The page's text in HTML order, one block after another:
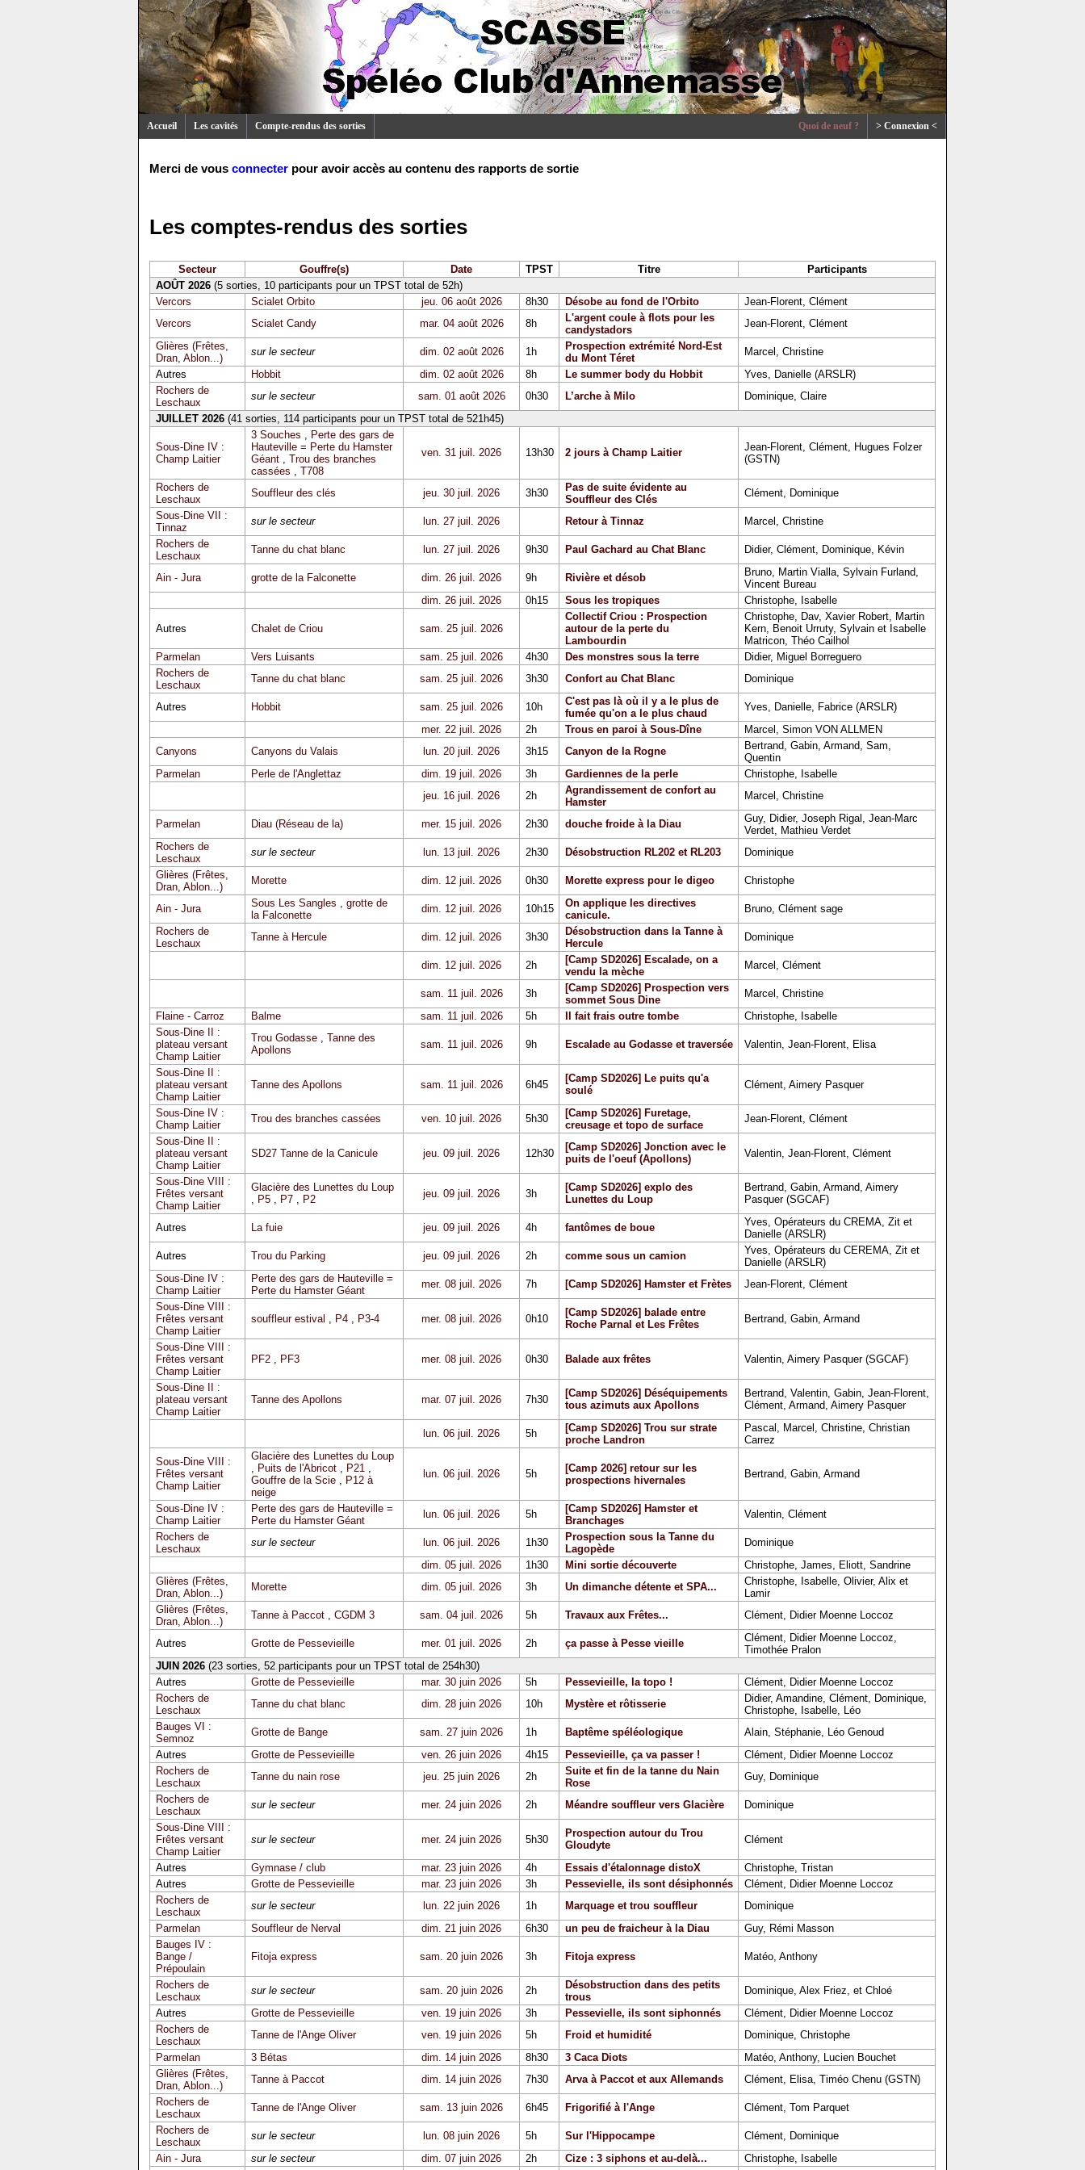
Accueil Les cavités Compte-rendus des sorties > Connexion <
Quoi de neuf ?
Merci de vous connecter pour avoir accès au contenu des rapports de sortie
Les comptes-rendus des sorties
Secteur Gouffre(s) Date TPST Titre
Participants
AOÛT 2026(5 sorties, 10 participants pour un TPST total de 52h)
Vercors
Scialet Orbito jeu. 06 août 2026 8h30 Désobe au fond de l'Orbito
Jean-Florent, Clément
Vercors
Scialet Candy mar. 04 août 2026 8h
L'argent coule à flots pour les
candystadors
Jean-Florent, Clément
Glières (Frêtes,
Dran, Ablon...)
sur le secteur dim. 02 août 2026 1h
Prospection extrémité Nord-Est
du Mont Téret
Marcel, Christine
Autres
Hobbit dim. 02 août 2026 8h Le summer body du Hobbit
Yves, Danielle (ARSLR)
Rochers de
Leschaux
sur le secteur sam. 01 août 2026 0h30 L’arche à Milo
Dominique, Claire
JUILLET 2026(41 sorties, 114 participants pour un TPST total de 521h45)
Sous-Dine IV :
Champ Laitier
3 Souches , Perte des gars de
Hauteville = Perte du Hamster
Géant, Trou des branches
cassées , T708
ven. 31 juil. 2026 13h30 2 jours à Champ Laitier
Jean-Florent, Clément, Hugues Folzer
(GSTN)
Rochers de
Leschaux
Souffleur des clés jeu. 30 juil. 2026 3h30
Pas de suite évidente au
Souffleur des Clés
Clément, Dominique
Sous-Dine VII :
Tinnaz
sur le secteur lun. 27 juil. 2026 Retour à Tinnaz
Marcel, Christine
Rochers de
Leschaux
Tanne du chat blanc lun. 27 juil. 2026 9h30 Paul Gachard au Chat Blanc Didier, Clément, Dominique, Kévin
Ain - Jura grotte de la Falconette dim. 26 juil. 2026 9h Rivière et désob
Bruno, Martin Vialla, Sylvain Furland,
Vincent Bureau
dim. 26 juil. 2026
0h15 Sous les tropiques Christophe, Isabelle
Autres Chalet de Criou sam. 25 juil. 2026
Collectif Criou : Prospection
autour de la perte du
Lambourdin
Christophe, Dav, Xavier Robert, Martin
Kern, Benoit Urruty, Sylvain et Isabelle
Matricon, Théo Cailhol
Parmelan
Vers Luisants sam. 25 juil. 2026 4h30 Des monstres sous la terre
Didier, Miguel Borreguero
Rochers de
Leschaux
Tanne du chat blanc sam. 25 juil. 2026 3h30 Confort au Chat Blanc Dominique
Autres Hobbit sam. 25 juil. 2026 10h
C'est pas là où il y a le plus de
fumée qu'on a le plus chaud
Yves, Danielle, Fabrice (ARSLR)
mer. 22 juil. 2026
2h Trous en paroi à Sous-Dîne
Marcel, Simon VON ALLMEN
Canyons
Canyons du Valais lun. 20 juil. 2026 3h15 Canyon de la Rogne
Bertrand, Gabin, Armand, Sam,
Quentin
Parmelan
Perle de l'Anglettaz dim. 19 juil. 2026 3h Gardiennes de la perle
Christophe, Isabelle
jeu. 16 juil. 2026
2h
Agrandissement de confort au
Hamster
Marcel, Christine
Parmelan Diau (Réseau de la) mer. 15 juil. 2026 2h30 douche froide à la Diau
Guy, Didier, Joseph Rigal, Jean-Marc
Verdet, Mathieu Verdet
Rochers de
Leschaux
sur le secteur lun. 13 juil. 2026 2h30 Désobstruction RL202 et RL203
Dominique
Glières (Frêtes,
Dran, Ablon...)
Morette dim. 12 juil. 2026 0h30 Morette express pour le digeo Christophe
Ain - Jura Sous Les Sangles , grotte de
la Falconette
dim. 12 juil. 2026 10h15
On applique les directives
canicule.
Bruno, Clément sage
Rochers de
Leschaux
Tanne à Hercule dim. 12 juil. 2026 3h30
Désobstruction dans la Tanne à
Hercule
Dominique
dim. 12 juil. 2026 2h
[Camp SD2026] Escalade, on a
vendu la mèche
Marcel, Clément
sam. 11 juil. 2026 3h
[Camp SD2026] Prospection vers
sommet Sous Dine
Marcel, Christine
Flaine - Carroz
Balme sam. 11 juil. 2026 5h Il fait frais outre tombe
Christophe, Isabelle
Sous-Dine II :
plateau versant
Champ Laitier
Trou Godasse, Tanne des
Apollons
sam. 11 juil. 2026 9h Escalade au Godasse et traversée Valentin, Jean-Florent, Elisa
Sous-Dine II :
plateau versant
Champ Laitier
Tanne des Apollons sam. 11 juil. 2026 6h45
[Camp SD2026] Le puits qu'a
soulé
Clément, Aimery Pasquer
Sous-Dine IV :
Champ Laitier
Trou des branches cassées ven. 10 juil. 2026 5h30
[Camp SD2026] Furetage,
creusage et topo de surface
Jean-Florent, Clément
Sous-Dine II :
plateau versant
Champ Laitier
SD27 Tanne de la Canicule jeu. 09 juil. 2026 12h30
[Camp SD2026] Jonction avec le
puits de l'oeuf (Apollons)
Valentin, Jean-Florent, Clément
Sous-Dine VIII :
Frêtes versant
Champ Laitier
Glacière des Lunettes du Loup
, P5, P7, P2 jeu. 09 juil. 2026 3h
[Camp SD2026] explo des
Lunettes du Loup
Bertrand, Gabin, Armand, Aimery
Pasquer (SGCAF)
Autres La fuie jeu. 09 juil. 2026 4h fantômes de boue
Yves, Opérateurs du CREMA, Zit et
Danielle (ARSLR)
Autres
Trou du Parking jeu. 09 juil. 2026 2h comme sous un camion
Yves, Opérateurs du CEREMA, Zit et
Danielle (ARSLR)
Sous-Dine IV :
Champ Laitier
Perte des gars de Hauteville =
Perte du Hamster Géant
mer. 08 juil. 2026 7h [Camp SD2026] Hamster et Frètes
Jean-Florent, Clément
Sous-Dine VIII :
Frêtes versant
Champ Laitier
souffleur estival , P4, P3-4 mer. 08 juil. 2026 0h10
[Camp SD2026] balade entre
Roche Parnal et Les Frêtes
Bertrand, Gabin, Armand
Sous-Dine VIII :
Frêtes versant
Champ Laitier
PF2, PF3 mer. 08 juil. 2026 0h30 Balade aux frêtes Valentin, Aimery Pasquer (SGCAF)
Sous-Dine II :
plateau versant
Champ Laitier
Tanne des Apollons mar. 07 juil. 2026 7h30
[Camp SD2026] Déséquipements
tous azimuts aux Apollons
Bertrand, Valentin, Gabin, Jean-Florent,
Clément, Armand, Aimery Pasquer
lun. 06 juil. 2026 5h
[Camp SD2026] Trou sur strate
proche Landron
Pascal, Marcel, Christine, Christian
Carrez
Sous-Dine VIII :
Frêtes versant
Champ Laitier
Glacière des Lunettes du Loup
, Puits de l'Abricot, P21,
Gouffre de la Scie, P12 à
neige
lun. 06 juil. 2026 5h
[Camp 2026] retour sur les
prospections hivernales
Bertrand, Gabin, Armand
Sous-Dine IV :
Champ Laitier
Perte des gars de Hauteville =
Perte du Hamster Géant
lun. 06 juil. 2026 5h
[Camp SD2026] Hamster et
Branchages
Valentin, Clément
Rochers de
Leschaux
sur le secteur lun. 06 juil. 2026 1h30
Prospection sous la Tanne du
Lagopède
Dominique
dim. 05 juil. 2026
1h30 Mini sortie découverte
Christophe, James, Eliott, Sandrine
Glières (Frêtes,
Dran, Ablon...)
Morette dim. 05 juil. 2026 3h Un dimanche détente et SPA...
Christophe, Isabelle, Olivier, Alix et
Lamir
Glières (Frêtes,
Dran, Ablon...)
Tanne à Paccot, CGDM 3 sam. 04 juil. 2026 5h Travaux aux Frêtes... Clément, Didier Moenne Loccoz
Autres Grotte de Pessevieille mer. 01 juil. 2026 2h ça passe à Pesse vieille
Clément, Didier Moenne Loccoz,
Timothée Pralon
JUIN 2026(23 sorties, 52 participants pour un TPST total de 254h30)
Autres
Grotte de Pessevieille mar. 30 juin 2026 5h Pessevieille, la topo !
Clément, Didier Moenne Loccoz
Rochers de
Leschaux
Tanne du chat blanc dim. 28 juin 2026 10h Mystère et rôtisserie
Didier, Amandine, Clément, Dominique,
Christophe, Isabelle, Léo
Bauges VI :
Semnoz
Grotte de Bange sam. 27 juin 2026 1h Baptême spéléologique
Alain, Stéphanie, Léo Genoud
Autres
Grotte de Pessevieille ven. 26 juin 2026 4h15 Pessevieille, ça va passer !
Clément, Didier Moenne Loccoz
Rochers de
Leschaux
Tanne du nain rose jeu. 25 juin 2026 2h
Suite et fin de la tanne du Nain
Rose
Guy, Dominique
Rochers de
Leschaux
sur le secteur mer. 24 juin 2026 2h Méandre souffleur vers Glacière
Dominique
Sous-Dine VIII :
Frêtes versant
Champ Laitier
sur le secteur mer. 24 juin 2026 5h30
Prospection autour du Trou
Gloudyte
Clément
Autres Gymnase / club mar. 23 juin 2026 4h Essais d'étalonnage distoX
Christophe, Tristan
Autres
Grotte de Pessevieille mar. 23 juin 2026 3h Pessevielle, ils sont désiphonnés
Clément, Didier Moenne Loccoz
Rochers de
Leschaux
sur le secteur lun. 22 juin 2026 1h Marquage et trou souffleur
Dominique
Parmelan
Souffleur de Nerval dim. 21 juin 2026 6h30 un peu de fraicheur à la Diau
Guy, Rémi Masson
Bauges IV :
Bange /
Prépoulain
Fitoja express sam. 20 juin 2026 3h Fitoja express Matéo, Anthony
Rochers de
Leschaux
sur le secteur sam. 20 juin 2026 2h
Désobstruction dans des petits
trous
Dominique, Alex Friez, et Chloé
Autres
Grotte de Pessevieille ven. 19 juin 2026 3h Pessevielle, ils sont siphonnés
Clément, Didier Moenne Loccoz
Rochers de
Leschaux
Tanne de l'Ange Oliver ven. 19 juin 2026 5h Froid et humidité
Dominique, Christophe
Parmelan
3 Bétas dim. 14 juin 2026 8h30 3 Caca Diots
Matéo, Anthony, Lucien Bouchet
Glières (Frêtes,
Dran, Ablon...)
Tanne à Paccot dim. 14 juin 2026 7h30 Arva à Paccot et aux Allemands
Clément, Elisa, Timéo Chenu (GSTN)
Rochers de
Leschaux
Tanne de l'Ange Oliver sam. 13 juin 2026 6h45 Frigorifié à l'Ange
Clément, Tom Parquet
Rochers de
Leschaux
sur le secteur lun. 08 juin 2026 5h Sur l'Hippocampe
Clément, Dominique
Ain - Jura
sur le secteur dim. 07 juin 2026 2h Cize : 3 siphons et au-delà...
Christophe, Isabelle